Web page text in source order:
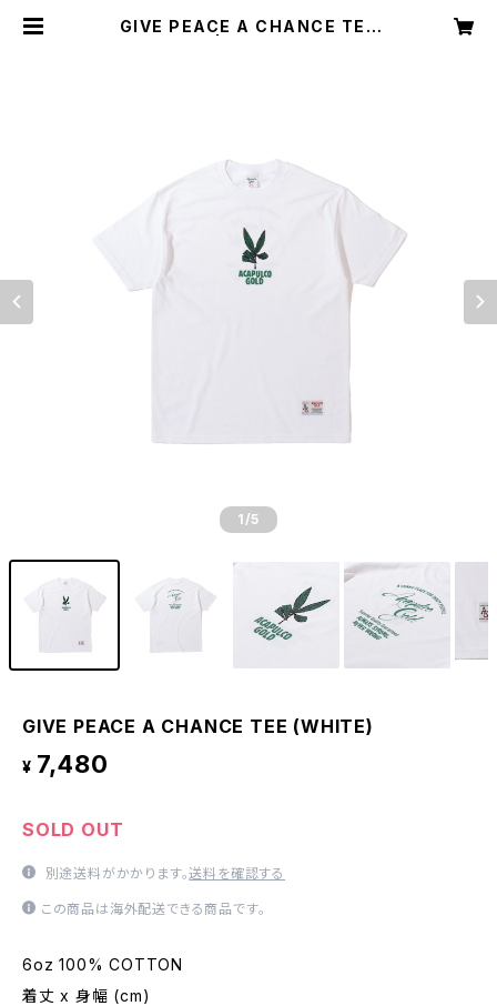
GIVE PEACE A CHANCE TEE
1 /5
GIVE PEACE A CHANCE TEE (WHITE)
¥ 7,480
SOLD OUT
別途送料がかかります。送料を確認する
この商品は海外配送できる商品です。
6oz 100% COTTON
着丈 x 身幅 (cm)